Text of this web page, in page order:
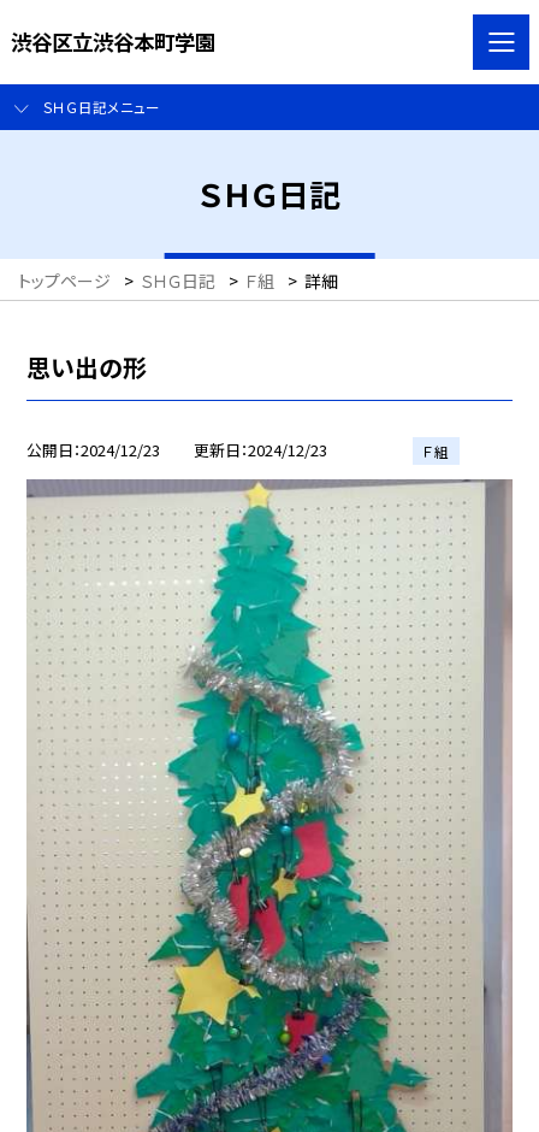
渋谷区立渋谷本町学園
ＳＨＧ日記メニュー
ＳＨＧ日記
トップページ > ＳＨＧ日記 > Ｆ組 > 詳細
思い出の形
公開日 2024/12/23 更新日 2024/12/23 Ｆ組